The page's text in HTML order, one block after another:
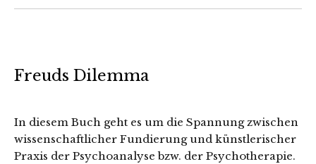
Freuds Dilemma
In diesem Buch geht es um die Spannung zwischen
wissenschaftlicher Fundierung und künstlerischer
Praxis der Psychoanalyse bzw. der Psychotherapie.